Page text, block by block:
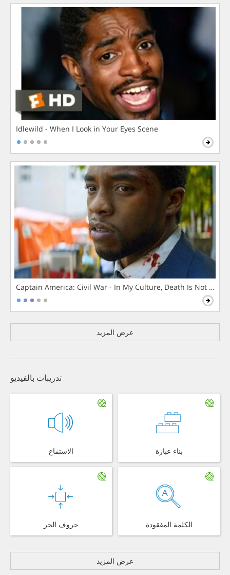
Idlewild - When I Look in Your Eyes Scene
Captain America: Civil War - In My Culture, Death Is Not The
عرض المزيد
تدريبات بالفيديو
الاستماع بناء عبارة
حروف الجر الكلمة المفقودة
عرض المزيد